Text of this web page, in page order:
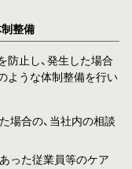
整備
防止し、発生した場合
ような体制整備を行い
場合の、当社内の相談
った従業員等のケア